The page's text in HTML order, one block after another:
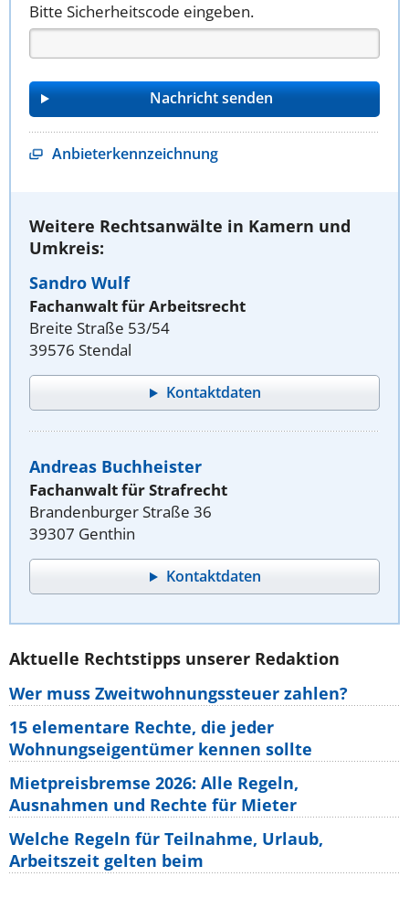
Bitte Sicherheitscode eingeben.
Anbieterkennzeichnung
Weitere Rechtsanwälte in Kamern und
Umkreis:
Sandro Wulf
Fachanwalt für Arbeitsrecht
Breite Straße 53/54
39576 Stendal
Kontaktdaten
Andreas Buchheister
Fachanwalt für Strafrecht
Brandenburger Straße 36
39307 Genthin
Kontaktdaten
Aktuelle Rechtstipps unserer Redaktion
Wer muss Zweitwohnungssteuer zahlen?
15 elementare Rechte, die jeder
Wohnungseigentümer kennen sollte
Mietpreisbremse 2026: Alle Regeln,
Ausnahmen und Rechte für Mieter
Welche Regeln für Teilnahme, Urlaub,
Arbeitszeit gelten beim